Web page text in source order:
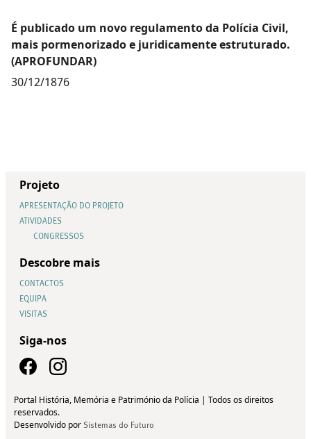
É publicado um novo regulamento da Polícia Civil,
mais pormenorizado e juridicamente estruturado.
(APROFUNDAR)
30/12/1876
Projeto
APRESENTAÇÃO DO PROJETO
ATIVIDADES
CONGRESSOS
Descobre mais
CONTACTOS
EQUIPA
VISITAS
Siga-nos
Portal História, Memória e Património da Polícia | Todos os direitos
reservados.
Desenvolvido por Sistemas do Futuro